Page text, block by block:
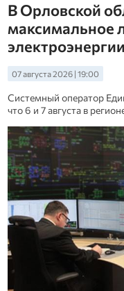
В Орловской
максимальное
электроэнергии
07 августа 2026 | 19:00
Системный оператор
что 6 и 7 августа в